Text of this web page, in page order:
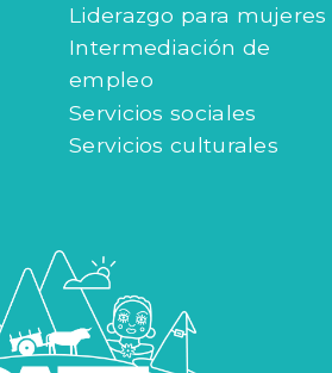
Liderazgo para mujeres
Intermediación de
empleo
Servicios sociales
Servicios culturales